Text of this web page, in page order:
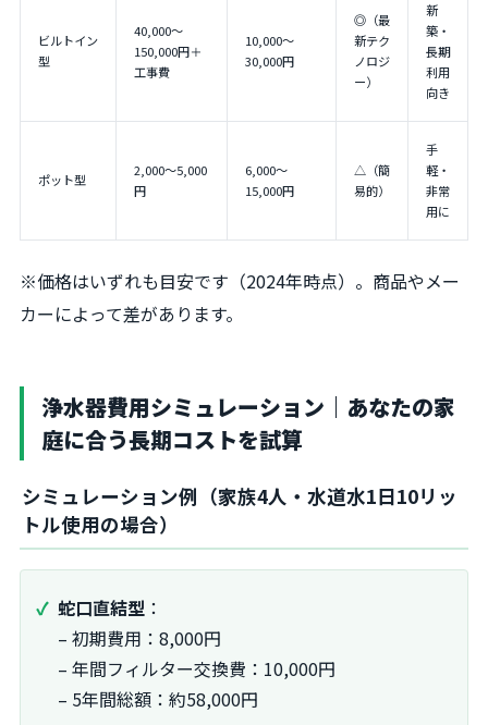
ビルトイン
型
40,000～
150,000円＋
工事費
10,000～
30,000円
◎（最
新テク
ノロジ
ー）
新
築・
長期
利用
向き
ポット型
2,000～5,000
円
6,000～
15,000円
△（簡
易的）
手
軽・
非常
用に
※価格はいずれも目安です（2024年時点）。商品やメー
カーによって差があります。
浄水器費用シミュレーション｜あなたの家
庭に合う長期コストを試算
シミュレーション例（家族4人・水道水1日10リッ
トル使用の場合）
蛇口直結型 ：
– 初期費用：8,000円
– 年間フィルター交換費：10,000円
– 5年間総額：約58,000円